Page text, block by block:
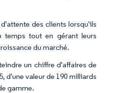
des clients lorsqu'ils
temps tout en gérant leurs
du marché.
un chiffre d'affaires de
d'une valeur de 190 milliards
gamme.